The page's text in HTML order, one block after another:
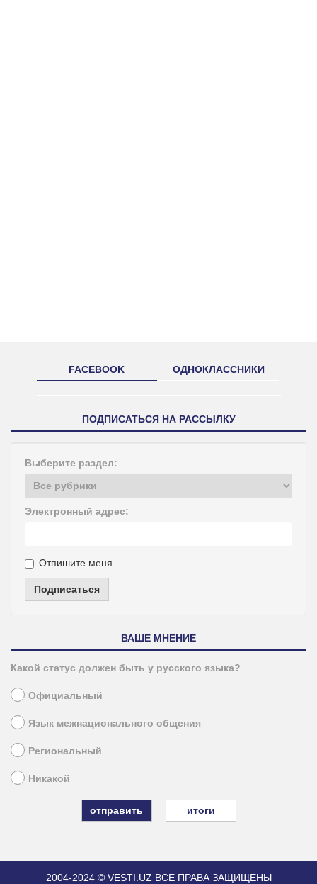
FACEBOOK ОДНОКЛАССНИКИ
ПОДПИСАТЬСЯ НА РАССЫЛКУ
Выберите раздел:
Электронный адрес:
Отпишите меня
Подписаться
ВАШЕ МНЕНИЕ
Какой статус должен быть у русского языка?
Официальный
Язык межнационального общения
Региональный
Никакой
итоги
2004-2024 © VESTI.UZ ВСЕ ПРАВА ЗАЩИЩЕНЫ